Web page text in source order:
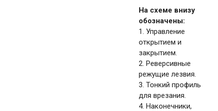
На схеме внизу
обозначены:
1. Управление
открытием и
закрытием.
2. Реверсивные
режущие лезвия.
3. Тонкий профиль
для врезания.
4. Наконечники,